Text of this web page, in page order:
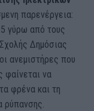
παρενέργεια:
γύρω από τους
Δημόσιας
ανεμιστήρες που
φαίνεται να
φρένα και τη
ρύπανσης.